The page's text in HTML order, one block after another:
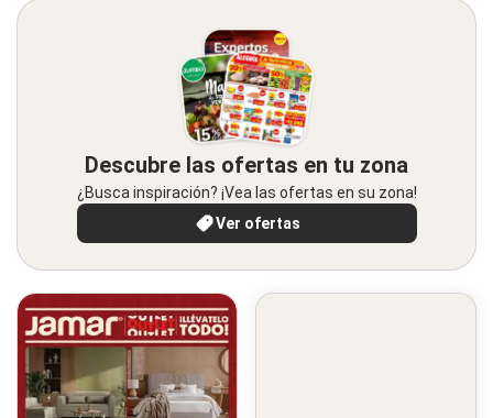
Descubre las ofertas en tu zona
¿Busca inspiración? ¡Vea las ofertas en su zona!
Ver ofertas